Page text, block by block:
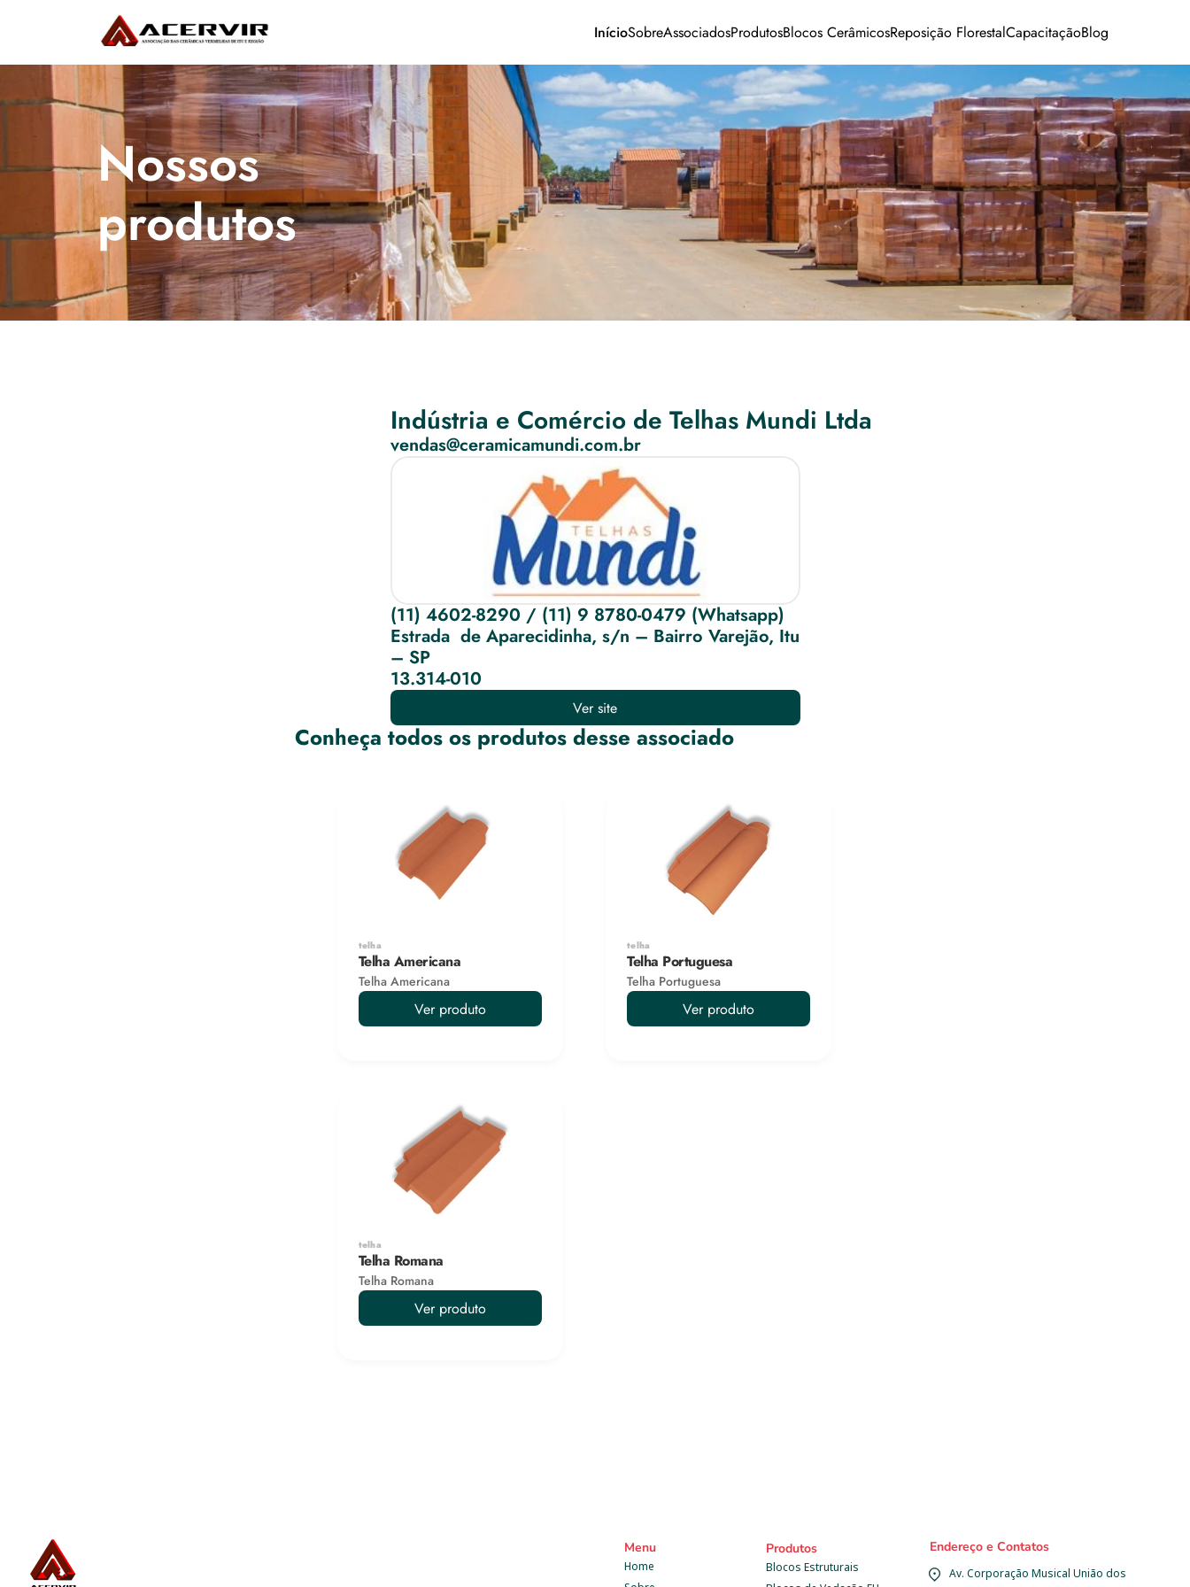
InícioSobreAssociadosProdutosBlocos CerâmicosReposição FlorestalCapacitaçãoBlog
Nossos
produtos
Indústria e Comércio de Telhas Mundi Ltda
vendas@ceramicamundi.com.br
(11) 4602-8290 / (11) 9 8780-0479 (Whatsapp)
Estrada  de Aparecidinha, s/n – Bairro Varejão, Itu
– SP
13.314-010
Ver site
Conheça todos os produtos desse associado
telha
Telha Americana
Telha Americana
Ver produto
telha
Telha Portuguesa
Telha Portuguesa
Ver produto
telha
Telha Romana
Telha Romana
Ver produto
Menu
Home
Produtos
Blocos Estruturais
Endereço e Contatos
Av. Corporação Musical União dos